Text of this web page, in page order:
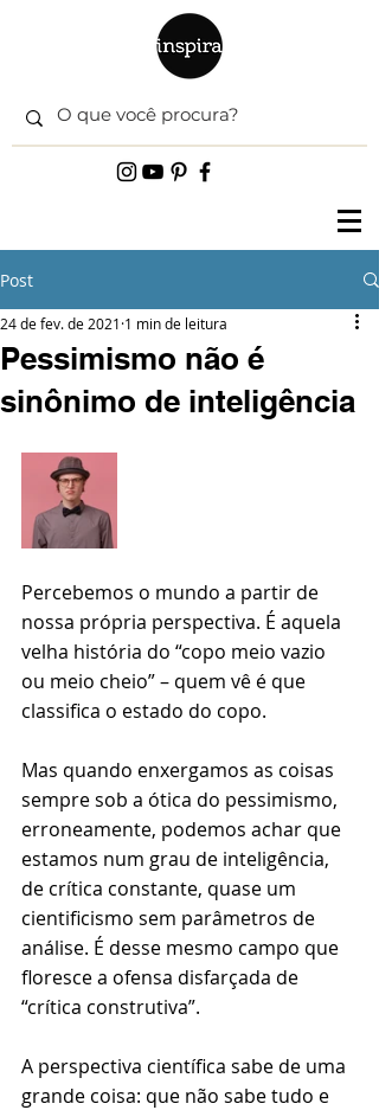
Post
Pessimismo não é
sinônimo de inteligência
24 de fev. de 2021 1 min de leitura
Percebemos o mundo a partir de
nossa própria perspectiva. É aquela
velha história do “copo meio vazio
ou meio cheio” – quem vê é que
classifica o estado do copo.
Mas quando enxergamos as coisas
sempre sob a ótica do pessimismo,
erroneamente, podemos achar que
estamos num grau de inteligência,
de crítica constante, quase um
cientificismo sem parâmetros de
análise. É desse mesmo campo que
floresce a ofensa disfarçada de
“crítica construtiva”.
A perspectiva científica sabe de uma
grande coisa: que não sabe tudo e